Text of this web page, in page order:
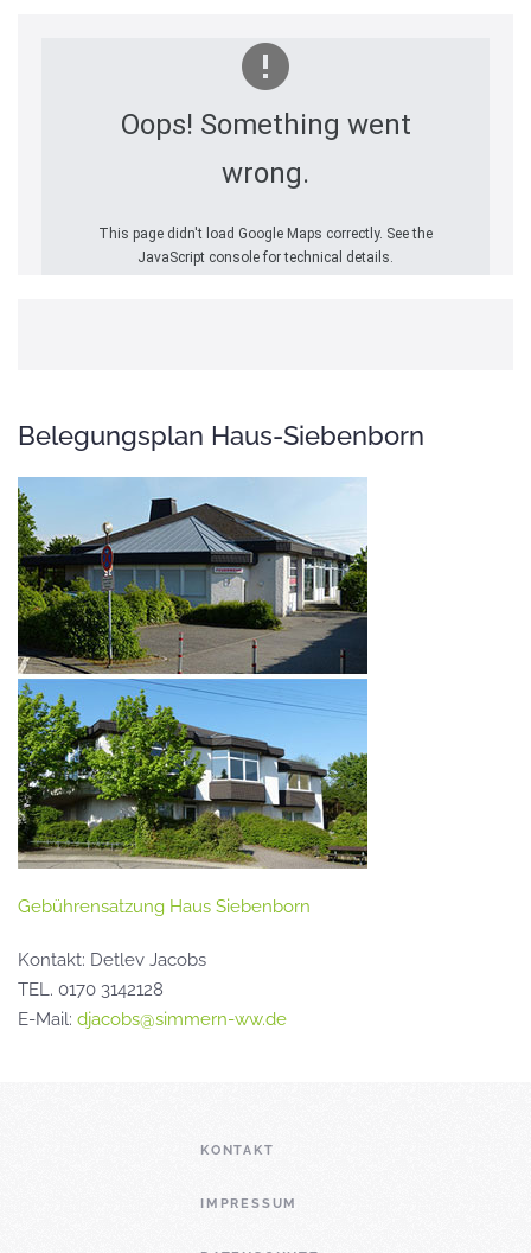
Oops! Something went
wrong.
This page didn't load Google Maps correctly. See the
JavaScript console for technical details.
Belegungsplan Haus-Siebenborn
Gebührensatzung Haus Siebenborn
Kontakt: Detlev Jacobs
TEL. 0170 3142128
E-Mail: djacobs@simmern-ww.de
KONTAKT
IMPRESSUM